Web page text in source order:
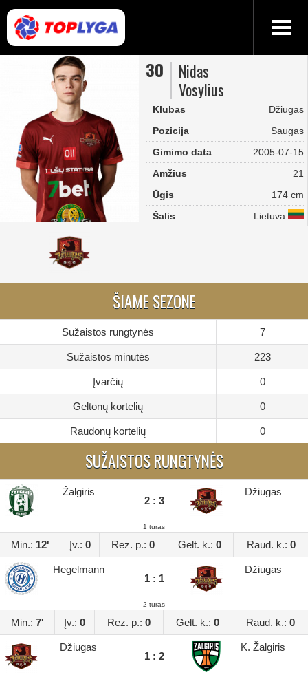
30
Nidas
Vosylius
Klubas
Džiugas
Pozicija
Saugas
Gimimo data
2005-07-15
Amžius
21
Ūgis
174 cm
Šalis
Lietuva
ŠIAME SEZONE
Sužaistos rungtynės 7
Sužaistos minutės 223
Įvarčių 0
Geltonų kortelių 0
Raudonų kortelių 0
SUŽAISTOS RUNGTYNĖS
Žalgiris
2 : 3
Džiugas
1 turas
Min.: 12' Įv.: 0 Rez. p.: 0 Gelt. k.: 0 Raud. k.: 0
Hegelmann
1 : 1
Džiugas
2 turas
Min.: 7' Įv.: 0 Rez. p.: 0 Gelt. k.: 0 Raud. k.: 0
Džiugas
1 : 2
K. Žalgiris